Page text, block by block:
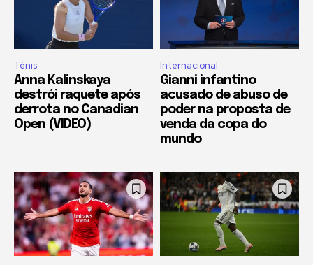
Ténis
Anna Kalinskaya
destrói raquete após
derrota no Canadian
Open (VIDEO)
Internacional
Gianni infantino
acusado de abuso de
poder na proposta de
venda da copa do
mundo